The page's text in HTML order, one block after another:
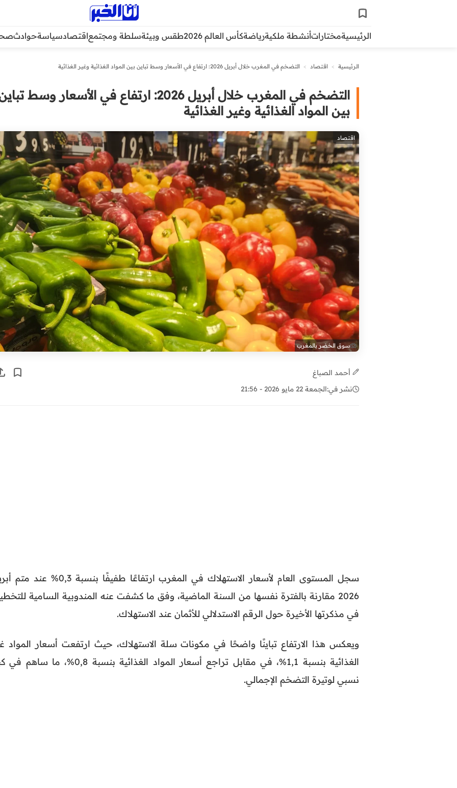
الرئيسيةمختاراتأنشطة ملكيةرياضةكأس العالم 2026 طقس وبيئةسلطة ومجتمعاقتصادسياسةحوادث
الرئيسية > اقتصاد > التضخم في المغرب خلال أبريل 2026: ارتفاع في الأسعار وسط تباين بين المواد الغذائية وغير الغذائية
التضخم في المغرب خلال أبريل 2026: ارتفاع في الأسعار وسط
بين المواد الغذائية وغير الغذائية
اقتصاد
سوق الخضر بالمغرب
أحمد الصباغ
نشر في:الجمعة 22 مايو 2026 - 21:56
سجل المستوى العام لأسعار الاستهلاك في المغرب ارتفاعًا طفيفًا بنسبة 0,3%
2026 مقارنة بالفترة نفسها من السنة الماضية، وفق ما كشفت عنه المندوبية السامية
في مذكرتها الأخيرة حول الرقم الاستدلالي للأثمان عند الاستهلاك.
ويعكس هذا الارتفاع تباينًا واضحًا في مكونات سلة الاستهلاك، حيث ارتفعت أسعار المواد
الغذائية بنسبة 1,1%، في مقابل تراجع أسعار المواد الغذائية بنسبة 0,8%، ما
نسبي لوتيرة التضخم الإجمالي.